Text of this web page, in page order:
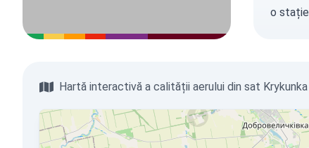
o stație
Hartă interactivă a calității aerului din sat Krykunka